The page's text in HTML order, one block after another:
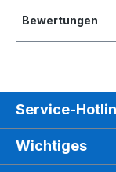
Bewertungen
Service-
Wichtiges